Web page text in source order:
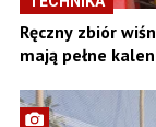
Ręczny zbiór
mają pełne